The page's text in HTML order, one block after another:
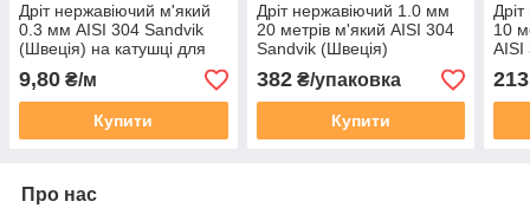
Дріт нержавіючий м'який
0.3 мм AISI 304 Sandvik
(Швеція) на катушці для
бджільництва
9,80 ₴/м
Купити
Дріт нержавіючий 1.0 мм
20 метрів м'який AISI 304
Sandvik (Швеція)
382₴/упаковка
Купити
10
AISI
213
Про нас